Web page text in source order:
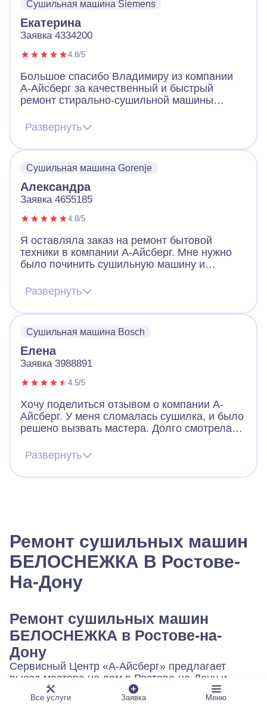
Сушильная машина Siemens
Екатерина
Заявка 4334200
4.8/5
Большое спасибо Владимиру из компании
А-Айсберг за качественный и быстрый
ремонт стирально-сушильной машины
выполненная работа. Ремонт был
произведен быстро и качественно, еще дал
гарантию на работу. Также
сушильной машины. Рекомендую!!.
Развернуть
Сушильная машина Gorenje
Александра
Заявка 4655185
4.8/5
Я оставляла заказ на ремонт бытовой
техники в компании А-Айсберг. Мне нужно
было починить сушильную машину и
назначили очень быстро. Приехал даже
раньше времени, был вежлив и
доброжелателен. Работу выполнил
осталась очень довольна. Теперь вся
техника работает! Работа сервиса очень
понравилась! Большое спасибо!
Развернуть
Сушильная машина Bosch
Елена
Заявка 3988891
4.5/5
Хочу поделиться отзывом о компании А-
Айсберг. У меня сломалась сушилка, и было
решено вызвать мастера. Долго смотрела
страшно (в первый раз вызываю мастера).
Вызвала мастера из айсберга. Все
понравилось, оператор быстро назначил
Развернуть
Ремонт сушильных машин
БЕЛОСНЕЖКА В Ростове-
На-Дону
Ремонт сушильных машин
БЕЛОСНЕЖКА в Ростове-на-
Дону
Сервисный Центр «А-Айсберг» предлагает
выезд мастера на дом в Ростове-на-Дону и
Ростовской области. Выезд занимает от 30
минут, диагностика бесплатна при ремонте.
Все услуги Заявка Меню